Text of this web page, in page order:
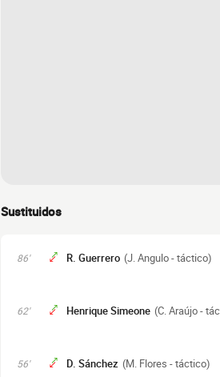
Sustituidos
86' R. Guerrero (J. Angulo - táctico)
62' Henrique Simeone (C. Araújo -
56' D. Sánchez (M. Flores - táctico)